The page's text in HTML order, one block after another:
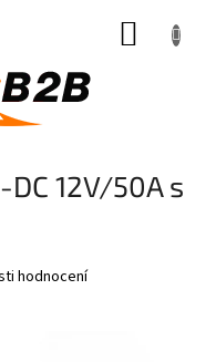
12V/50A s
hodnocení